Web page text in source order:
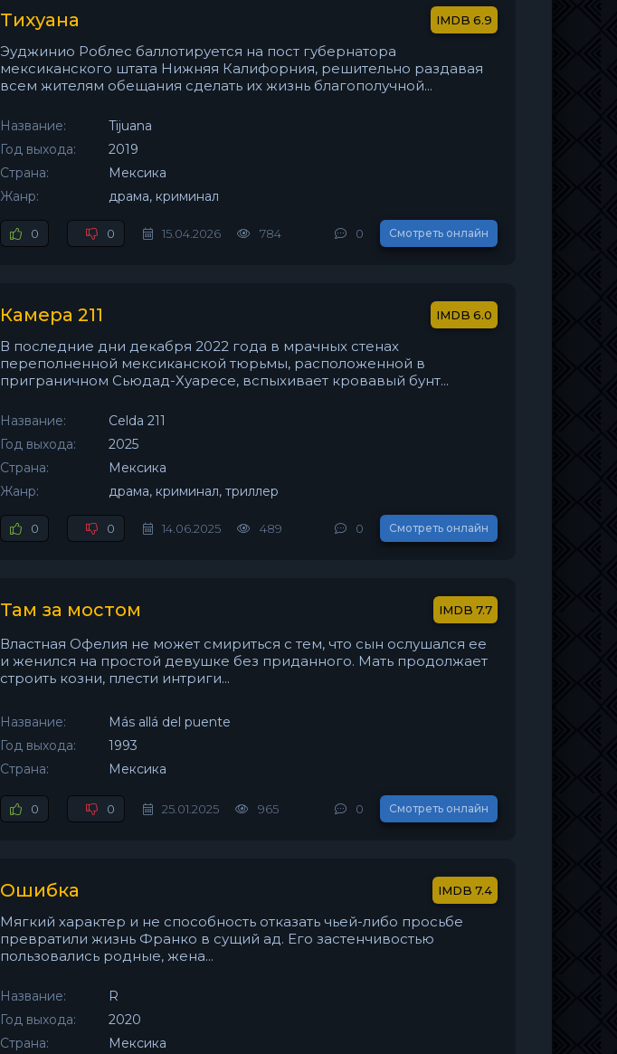
Тихуана 6.9
Эуджинио Роблес баллотируется на пост губернатора
мексиканского штата Нижняя Калифорния, решительно раздавая
всем жителям обещания сделать их жизнь благополучной...
Название:
Tijuana
Год выхода:
2019
Страна:
Мексика
Жанр:
драма, криминал
0 0 15.04.2026 784 0 Смотреть онлайн
Камера 211 6.0
В последние дни декабря 2022 года в мрачных стенах
переполненной мексиканской тюрьмы, расположенной в
приграничном Сьюдад-Хуаресе, вспыхивает кровавый бунт...
Название:
Celda 211
Год выхода:
2025
Страна:
Мексика
Жанр:
драма, криминал, триллер
0 0 14.06.2025 489 0 Смотреть онлайн
Там за мостом 7.7
Властная Офелия не может смириться с тем, что сын ослушался ее
и женился на простой девушке без приданного. Мать продолжает
строить козни, плести интриги...
Название:
Más allá del puente
Год выхода:
1993
Страна:
Мексика
0 0 25.01.2025 965 0 Смотреть онлайн
Ошибка 7.4
Мягкий характер и не способность отказать чьей-либо просьбе
превратили жизнь Франко в сущий ад. Его застенчивостью
пользовались родные, жена...
Название:
R
Год выхода:
2020
Страна:
Мексика